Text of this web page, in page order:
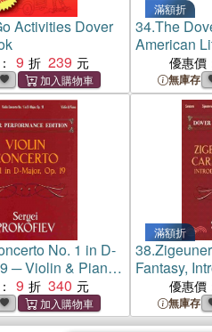
Activities Dover
9 239
滿額折
34.The
American
Origins優惠價
無庫存
No. 1 in D-
─ Violin & Piano:
Edition
9 340
滿額折
38.
Fantasy,
Tarantella
Violin Part,
Edition
優惠價
無庫存